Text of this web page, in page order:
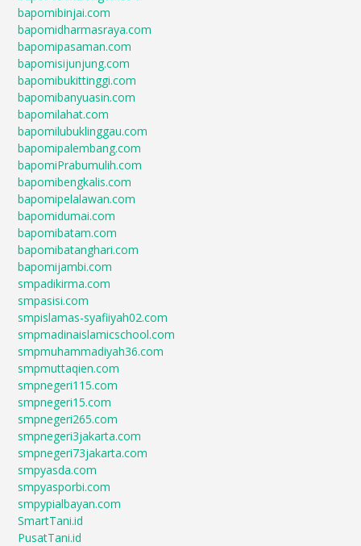
bapomibinjai.com
bapomidharmasraya.com
bapomipasaman.com
bapomisijunjung.com
bapomibukittinggi.com
bapomibanyuasin.com
bapomilahat.com
bapomilubuklinggau.com
bapomipalembang.com
bapomiPrabumulih.com
bapomibengkalis.com
bapomipelalawan.com
bapomidumai.com
bapomibatam.com
bapomibatanghari.com
bapomijambi.com
smpadikirma.com
smpasisi.com
smpislamas-syafiiyah02.com
smpmadinaislamicschool.com
smpmuhammadiyah36.com
smpmuttaqien.com
smpnegeri115.com
smpnegeri15.com
smpnegeri265.com
smpnegeri3jakarta.com
smpnegeri73jakarta.com
smpyasda.com
smpyasporbi.com
smpypialbayan.com
SmartTani.id
PusatTani.id